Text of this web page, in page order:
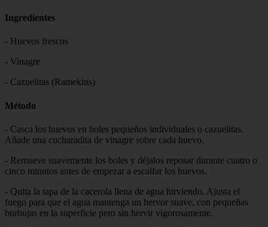
Ingredientes
- Huevos frescos
- Vinagre
- Cazuelitas (Ramekins)
Método
- Casca los huevos en boles pequeños individuales o cazuelitas.
Añade una cucharadita de vinagre sobre cada huevo.
- Remueve suavemente los boles y déjalos reposar durante cuatro o
cinco minutos antes de empezar a escalfar los huevos.
- Quita la tapa de la cacerola llena de agua hirviendo. Ajusta el
fuego para que el agua mantenga un hervor suave, con pequeñas
burbujas en la superficie pero sin hervir vigorosamente.